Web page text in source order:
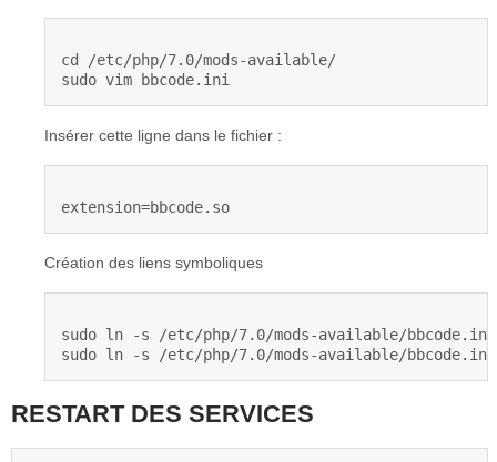
cd /etc/php/7.0/mods-available/
sudo vim bbcode.ini
Insérer cette ligne dans le fichier :
extension=bbcode.so
Création des liens symboliques
sudo ln -s /etc/php/7.0/mods-available/
sudo ln -s /etc/php/7.0/mods-available/
RESTART DES SERVICES